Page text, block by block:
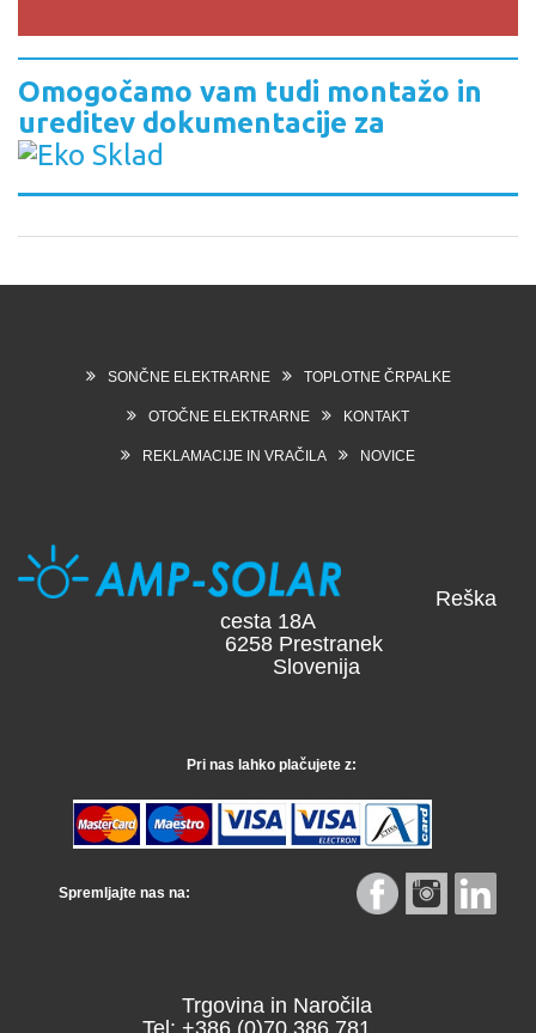
Omogočamo vam tudi montažo in
ureditev dokumentacije za
SONČNE ELEKTRARNE TOPLOTNE ČRPALKE
OTOČNE ELEKTRARNE KONTAKT
REKLAMACIJE IN VRAČILA NOVICE
Reška
cesta 18A
6258 Prestranek
Slovenija
Pri nas lahko plačujete z:
Spremljajte nas na:
Trgovina in Naročila